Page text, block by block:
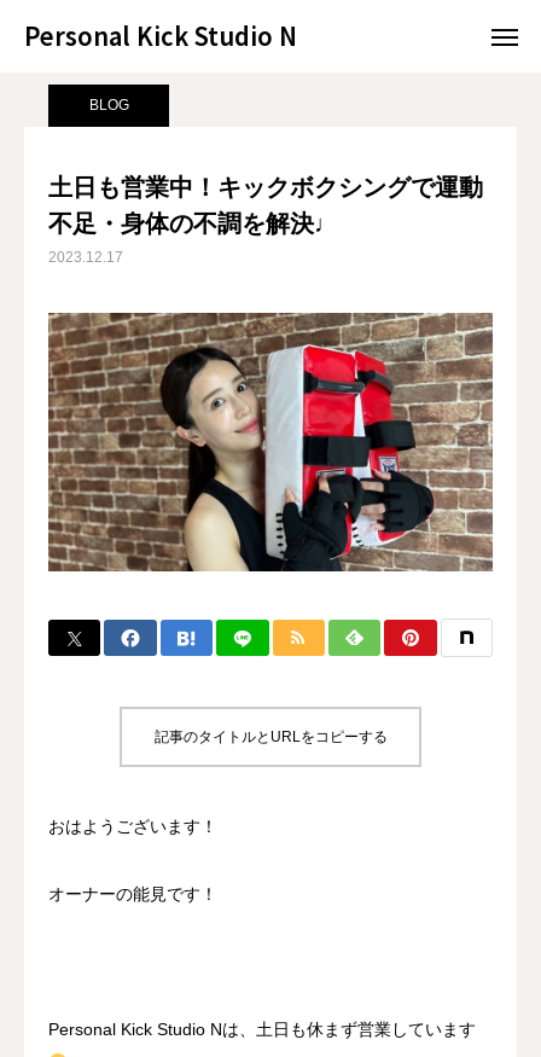
Personal Kick Studio N
サンプルページ BLOG 土日も営業中！キックボクシングで運動不足・身体の不調を解決♩
BLOG
土日も営業中！キックボクシングで運動
不足・身体の不調を解決♩
2023.12.17
記事のタイトルとURLをコピーする
おはようございます！
オーナーの能見です！
Personal Kick Studio Nは、土日も休まず営業しています
Personal Kick Studio N
BLOG
RESERVATION
CONCEPT
MENU
ACCESS
CONTACT
MENBERSHIP